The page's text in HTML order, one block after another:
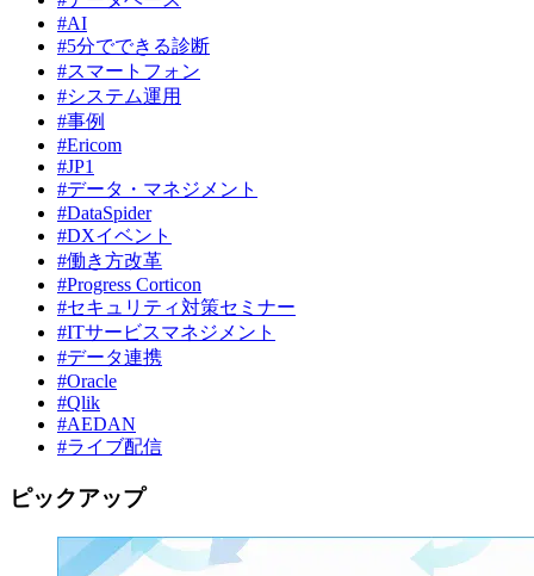
#AI
#5分でできる診断
#スマートフォン
#システム運用
#事例
#Ericom
#JP1
#データ・マネジメント
#DataSpider
#DXイベント
#働き方改革
#Progress Corticon
#セキュリティ対策セミナー
#ITサービスマネジメント
#データ連携
#Oracle
#Qlik
#AEDAN
#ライブ配信
ピックアップ